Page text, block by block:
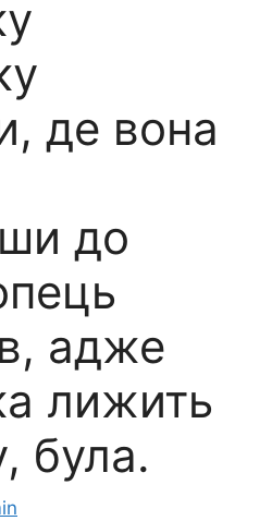
де вона
до
адже
лижить
була.